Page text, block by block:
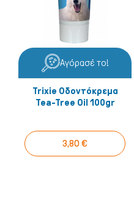
Αγόρασέ το!
Trixie Οδοντόκρεμα
Tea-Tree Oil 100gr
3,80 €